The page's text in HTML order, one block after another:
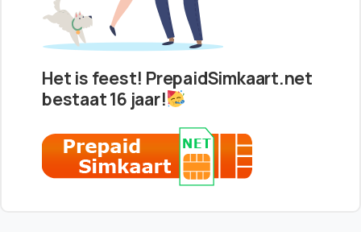
Het is feest! PrepaidSimkaart.net
bestaat 16 jaar!